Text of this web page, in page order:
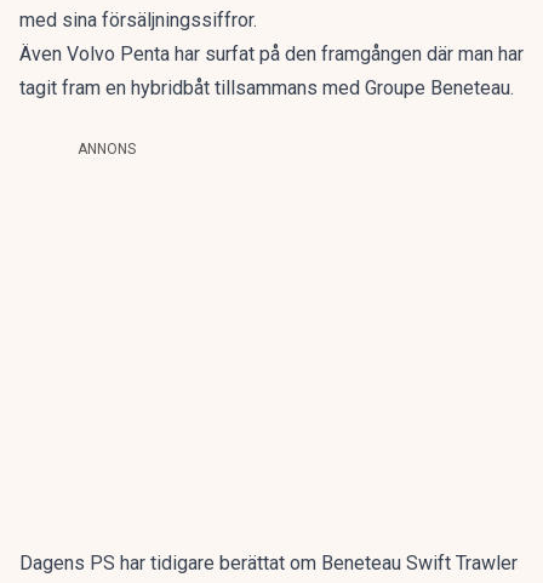
med sina försäljningssiffror.
Även Volvo Penta har surfat på den framgången där man har
tagit fram en hybridbåt tillsammans med Groupe Beneteau.
ANNONS
Dagens PS har tidigare berättat om Beneteau Swift Trawler